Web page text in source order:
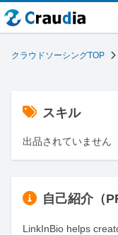
クラウドソーシングTOP
スキル
出品されていません
自己紹介（
LinkInBio helps